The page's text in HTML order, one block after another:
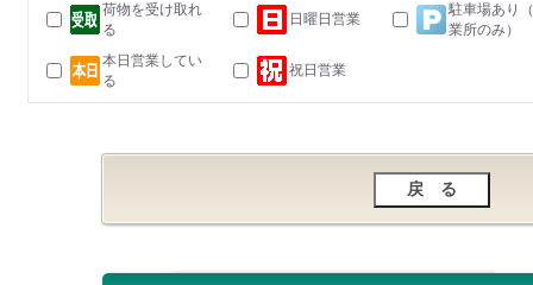
荷物を受け取れ
る
日曜日営業
駐車場あり
業所のみ）
本日営業してい
る
祝日営業